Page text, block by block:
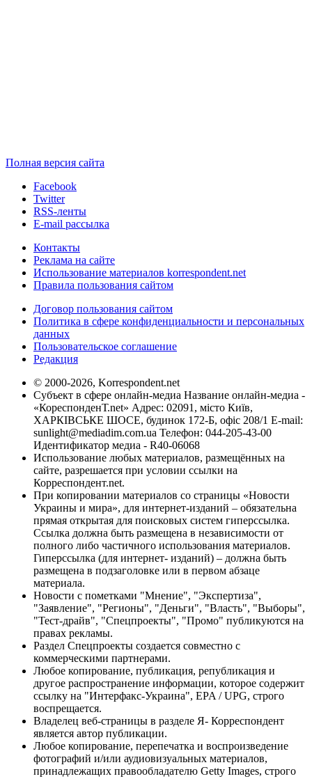
Полная версия сайта
Facebook
Twitter
RSS-ленты
E-mail рассылка
Контакты
Реклама на сайте
Использование материалов korrespondent.net
Правила пользования сайтом
Договор пользования сайтом
Политика в сфере конфиденциальности и персональных
данных
Пользовательское соглашение
Редакция
© 2000-2026, Korrespondent.net
Субъект в сфере онлайн-медиа Название онлайн-медиа -
«КореспонденТ.net» Адрес: 02091, місто Київ,
ХАРКІВСЬКЕ ШОСЕ, будинок 172-Б, офіс 208/1 E-mail:
sunlight@mediadim.com.ua Телефон: 044-205-43-00
Идентификатор медиа - R40-06068
Использование любых материалов, размещённых на
сайте, разрешается при условии ссылки на
Корреспондент.net.
При копировании материалов со страницы «Новости
Украины и мира», для интернет-изданий – обязательна
прямая открытая для поисковых систем гиперссылка.
Ссылка должна быть размещена в независимости от
полного либо частичного использования материалов.
Гиперссылка (для интернет- изданий) – должна быть
размещена в подзаголовке или в первом абзаце
материала.
Новости с пометками "Мнение", "Экспертиза",
"Заявление", "Регионы", "Деньги", "Власть", "Выборы",
"Тест-драйв", "Спецпроекты", "Промо" публикуются на
правах рекламы.
Раздел Спецпроекты создается совместно с
коммерческими партнерами.
Любое копирование, публикация, републикация и
другое распространение информации, которое содержит
ссылку на "Интерфакс-Украина", EPA / UPG, строго
воспрещается.
Владелец веб-страницы в разделе Я- Корреспондент
является автор публикации.
Любое копирование, перепечатка и воспроизведение
фотографий и/или аудиовизуальных материалов,
принадлежащих правообладателю Getty Images, строго